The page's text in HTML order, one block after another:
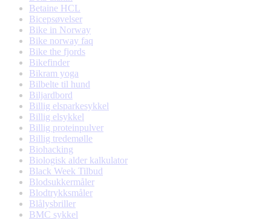
Betaine HCL
Bicepsøvelser
Bike in Norway
Bike norway faq
Bike the fjords
Bikefinder
Bikram yoga
Bilbelte til hund
Biljardbord
Billig elsparkesykkel
Billig elsykkel
Billig proteinpulver
Billig tredemølle
Biohacking
Biologisk alder kalkulator
Black Week Tilbud
Blodsukkermåler
Blodtrykksmåler
Blålysbriller
BMC sykkel